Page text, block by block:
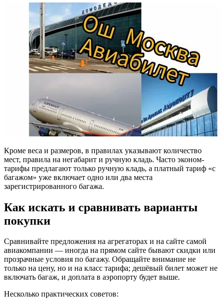
Кроме веса и размеров, в правилах указывают количество
мест, правила на негабарит и ручную кладь. Часто эконом-
тарифы предлагают только ручную кладь, а платный тариф «с
багажом» уже включает одно или два места
зарегистрированного багажа.
Как искать и сравнивать варианты
покупки
Сравнивайте предложения на агрегаторах и на сайте самой
авиакомпании — иногда на прямом сайте бывают скидки или
прозрачные условия по багажу. Обращайте внимание не
только на цену, но и на класс тарифа; дешёвый билет может не
включать багаж, и доплата в аэропорту будет выше.
Несколько практических советов: